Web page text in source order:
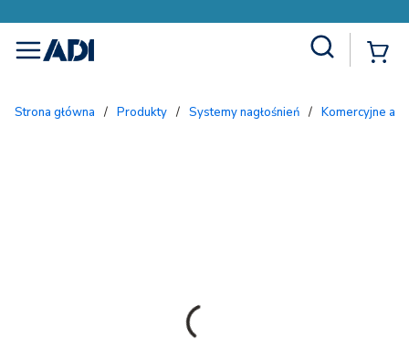
menu
Strona główna / Produkty / Systemy nagłośnień / Komercyjne